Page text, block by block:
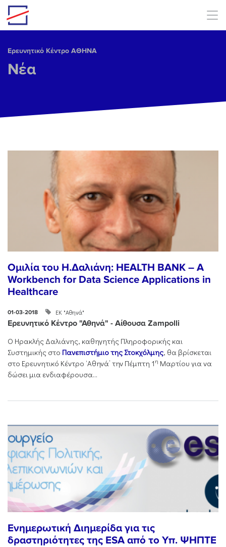
Skip to main content
Ερευνητικό Κέντρο ΑΘΗΝΑ
Νέα
Ομιλία του Η.Δαλιάνη: HEALTH BANK – A
Workbench for Data Science Applications in
Healthcare
01-03-2018 ΕΚ "Αθηνά"
Ερευνητικό Κέντρο "Αθηνά" - Αίθουσα Zampolli
O Ηρακλής Δαλιάνης, καθηγητής Πληροφορικής και
Συστημικής στο Πανεπιστήμιο της Στοκχόλμης, θα βρίσκεται
στο Ερευνητικό Κέντρο ‘Αθηνά’ την Πέμπτη 1η Μαρτίου για να
δώσει μια ενδιαφέρουσα...
Ενημερωτική Διημερίδα για τις
δραστηριότητες της ESA από το Υπ. ΨΗΠΤΕ